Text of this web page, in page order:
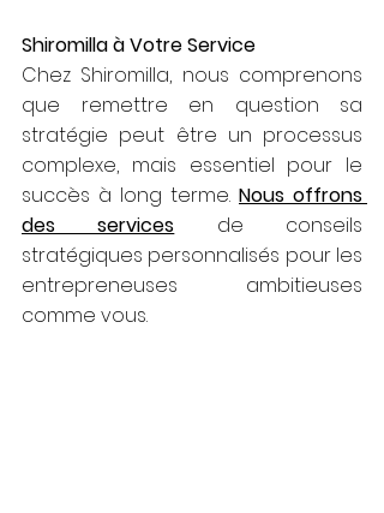
Shiromilla à Votre Service
Chez Shiromilla, nous comprenons
que remettre en question sa
stratégie peut être un processus
complexe, mais essentiel pour le
succès à long terme. Nous offrons
des services de conseils
stratégiques personnalisés pour les
entrepreneuses ambitieuses
comme vous.